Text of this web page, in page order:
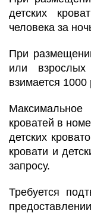
детских
человека за
При
или взрослых
взимается 1000
кроватей в
детских
кровати и
запросу.
Требуется